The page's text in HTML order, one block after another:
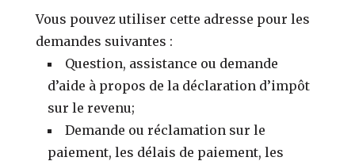
Vous pouvez utiliser cette adresse pour les
demandes suivantes :
Question, assistance ou demande
d’aide à propos de la déclaration d’impôt
sur le revenu;
Demande ou réclamation sur le
paiement, les délais de paiement, les